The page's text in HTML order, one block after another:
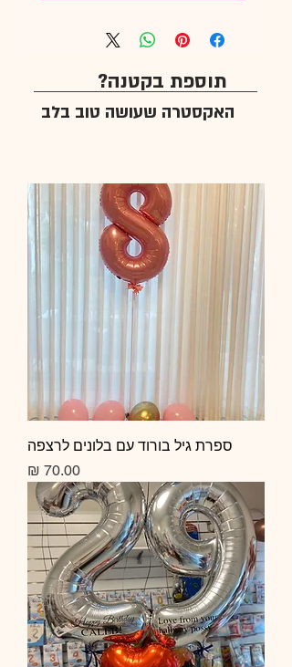
תוספת בקטנה?
האקסטרה שעושה טוב בלב
ספרת גיל בורוד עם בלונים לרצפה
מחיר